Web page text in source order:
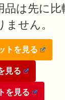
品は先に比
せん。
トを見る
見る
を見る